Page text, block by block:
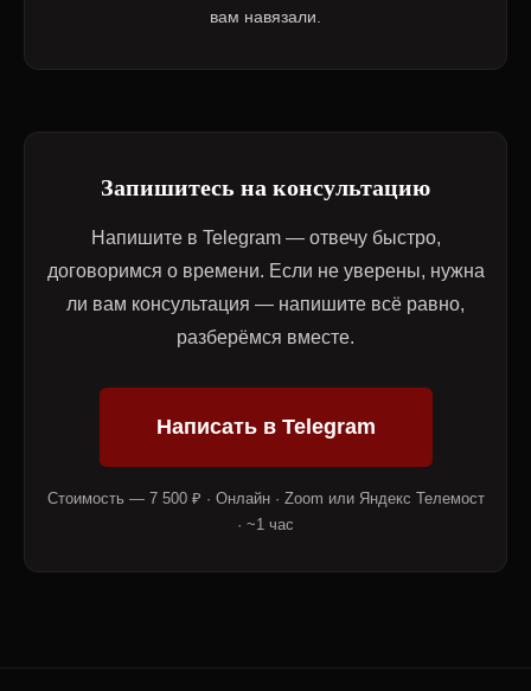
вам навязали.
Запишитесь на консультацию
Напишите в Telegram — отвечу быстро,
договоримся о времени. Если не уверены, нужна
ли вам консультация — напишите всё равно,
разберёмся вместе.
Написать в Telegram
Стоимость — 7 500 ₽ · Онлайн · Zoom или Яндекс Телемост
· ~1 час